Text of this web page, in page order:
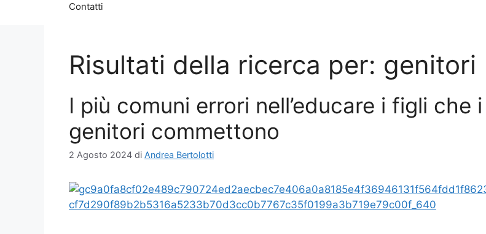
Contatti
Risultati della ricerca per: genitori
I più comuni errori nell’educare i figli che i
genitori commettono
2 Agosto 2024 di Andrea Bertolotti